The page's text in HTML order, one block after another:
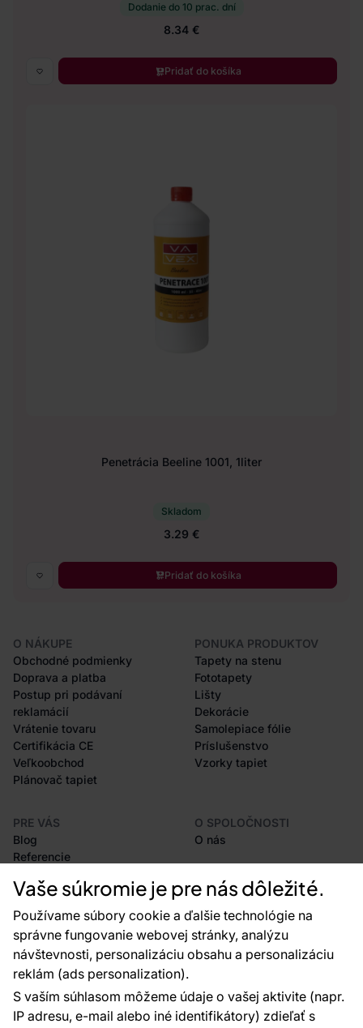
Vaše súkromie je pre nás dôležité.
Používame súbory cookie a ďalšie technológie na
správne fungovanie webovej stránky, analýzu
návštevnosti, personalizáciu obsahu a personalizáciu
reklám (ads personalization).
S vaším súhlasom môžeme údaje o vašej aktivite (napr.
IP adresu, e-mail alebo iné identifikátory) zdieľať s
Dodanie do 10 prac. dní
8.34 €
Pridať do košíka
Penetrácia Beeline 1001, 1liter
Skladom
3.29 €
Pridať do košíka
O NÁKUPE
Obchodné podmienky
Doprava a platba
Postup pri podávaní
reklamácií
Vrátenie tovaru
Certifikácia CE
Veľkoobchod
Plánovač tapiet
PONUKA PRODUKTOV
Tapety na stenu
Fototapety
Lišty
Dekorácie
Samolepiace fólie
Príslušenstvo
Vzorky tapiet
PRE VÁS
Blog
Referencie
Rady a tipy
Najčastejšie otázky
O SPOLOČNOSTI
O nás
Kontakty
Sme tu pre vás 24 hodín denne, 7 dní v
týždni